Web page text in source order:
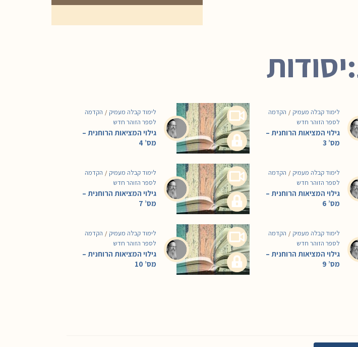
לימוד קבלה מעמיק / הקדמה
לספר הזוהר חדש
גילוי המציאות הרוחנית –
מס’ 3
לימוד קבלה מעמיק / הקדמה
לספר הזוהר חדש
גילוי המציאות הרוחנית –
מס’ 4
לימוד קבלה מעמיק / הקדמה
לספר הזוהר חדש
גילוי המציאות הרוחנית –
מס’ 6
לימוד קבלה מעמיק / הקדמה
לספר הזוהר חדש
גילוי המציאות הרוחנית –
מס’ 7
לימוד קבלה מעמיק / הקדמה
לספר הזוהר חדש
גילוי המציאות הרוחנית –
מס’ 9
לימוד קבלה מעמיק / הקדמה
לספר הזוהר חדש
גילוי המציאות הרוחנית –
מס’ 10